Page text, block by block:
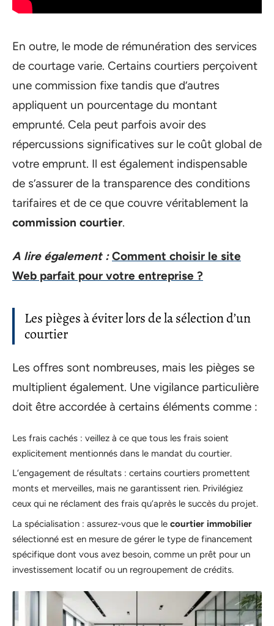
En outre, le mode de rémunération des services
de courtage varie. Certains courtiers perçoivent
une commission fixe tandis que d’autres
appliquent un pourcentage du montant
emprunté. Cela peut parfois avoir des
répercussions significatives sur le coût global de
votre emprunt. Il est également indispensable
de s’assurer de la transparence des conditions
tarifaires et de ce que couvre véritablement la
commission courtier.
A lire également : Comment choisir le site
Web parfait pour votre entreprise ?
Les pièges à éviter lors de la sélection d’un
courtier
Les offres sont nombreuses, mais les pièges se
multiplient également. Une vigilance particulière
doit être accordée à certains éléments comme :
Les frais cachés : veillez à ce que tous les frais soient
explicitement mentionnés dans le mandat du courtier.
L’engagement de résultats : certains courtiers promettent
monts et merveilles, mais ne garantissent rien. Privilégiez
ceux qui ne réclament des frais qu’après le succès du projet.
La spécialisation : assurez-vous que le courtier immobilier
sélectionné est en mesure de gérer le type de financement
spécifique dont vous avez besoin, comme un prêt pour un
investissement locatif ou un regroupement de crédits.